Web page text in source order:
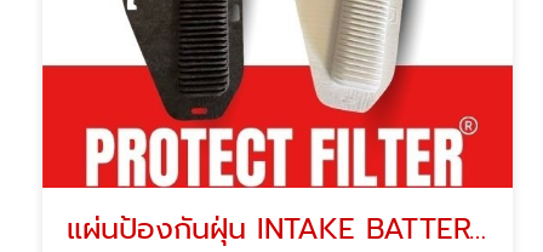
แผ่นป้องกันฝุ่น INTAKE BATTERY FILTER